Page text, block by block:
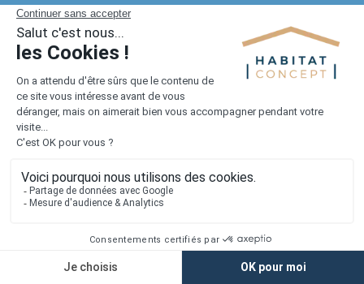
Il faut également intégrer à votre budget, les
pour la maison. Outre l'achat du terrain et la construction, il
faut prendre en compte la viabilisation si elle n'est pas
proposée par le constructeur. Les frais de raccordements et les
taxes éventuelles coûtent entre 5 000 et 15 000 euros selon la
localisation du terrain et son accès.
Quant auxfrais de notaire
Lorsque vous vous tournez vers une maison existante, il sera
nécessaire de faire des travaux de rénovation. Ceux-ci sont
souvent coûteux et doivent être ajoutés au prix de l'achat